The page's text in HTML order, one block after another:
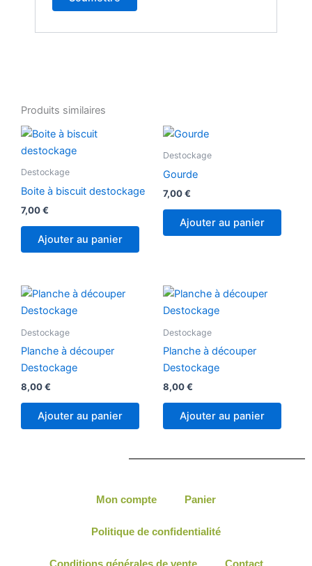
Produits similaires
Destockage
Boite à biscuit destockage
7,00€
Ajouter au panier
Destockage
Gourde
7,00€
Ajouter au panier
Destockage
Planche à découper
Destockage
8,00€
Ajouter au panier
Destockage
Planche à découper
Destockage
8,00€
Ajouter au panier
Mon compte Panier
Politique de confidentialité